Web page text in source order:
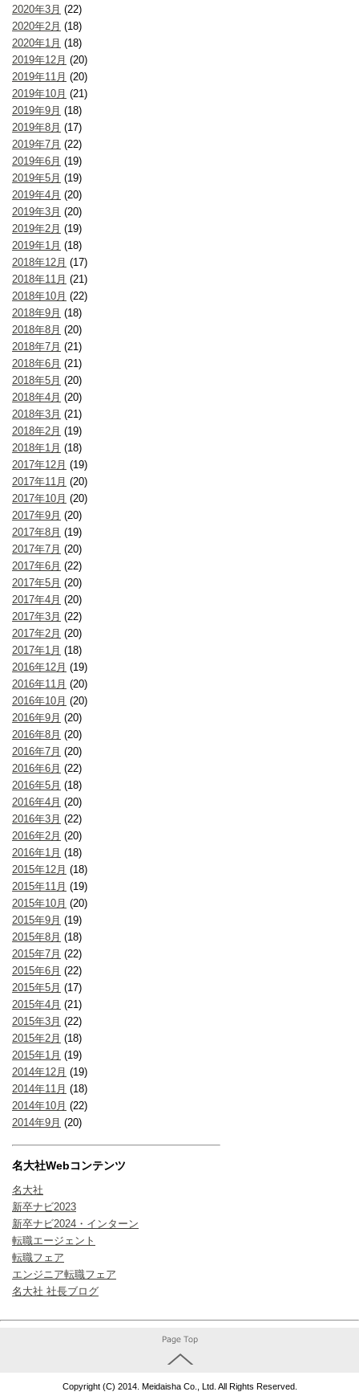
2020年3月 (22)
2020年2月 (18)
2020年1月 (18)
2019年12月 (20)
2019年11月 (20)
2019年10月 (21)
2019年9月 (18)
2019年8月 (17)
2019年7月 (22)
2019年6月 (19)
2019年5月 (19)
2019年4月 (20)
2019年3月 (20)
2019年2月 (19)
2019年1月 (18)
2018年12月 (17)
2018年11月 (21)
2018年10月 (22)
2018年9月 (18)
2018年8月 (20)
2018年7月 (21)
2018年6月 (21)
2018年5月 (20)
2018年4月 (20)
2018年3月 (21)
2018年2月 (19)
2018年1月 (18)
2017年12月 (19)
2017年11月 (20)
2017年10月 (20)
2017年9月 (20)
2017年8月 (19)
2017年7月 (20)
2017年6月 (22)
2017年5月 (20)
2017年4月 (20)
2017年3月 (22)
2017年2月 (20)
2017年1月 (18)
2016年12月 (19)
2016年11月 (20)
2016年10月 (20)
2016年9月 (20)
2016年8月 (20)
2016年7月 (20)
2016年6月 (22)
2016年5月 (18)
2016年4月 (20)
2016年3月 (22)
2016年2月 (20)
2016年1月 (18)
2015年12月 (18)
2015年11月 (19)
2015年10月 (20)
2015年9月 (19)
2015年8月 (18)
2015年7月 (22)
2015年6月 (22)
2015年5月 (17)
2015年4月 (21)
2015年3月 (22)
2015年2月 (18)
2015年1月 (19)
2014年12月 (19)
2014年11月 (18)
2014年10月 (22)
2014年9月 (20)
名大社Webコンテンツ
名大社
新卒ナビ2023
新卒ナビ2024・インターン
転職エージェント
転職フェア
エンジニア転職フェア
名大社 社長ブログ
Copyright (C) 2014. Meidaisha Co., Ltd. All Rights Reserved.